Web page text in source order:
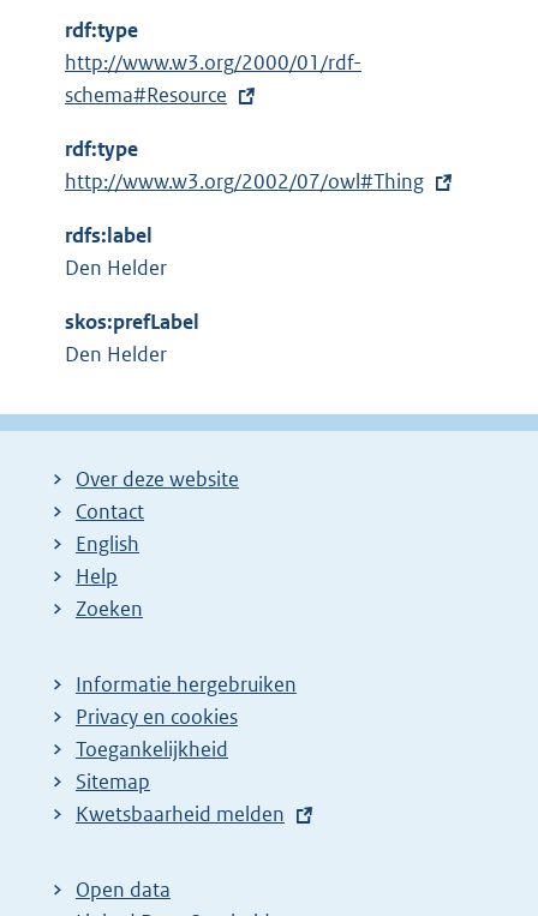
rdf:type
E
x
e
r
e
i
n
:
http://www.w3.org/2000/01/rdf-
schema#Resource
rdf:type
E
t
e
n
l
http://www.w3.org/2002/07/owl#Thing
rdfs:label
Den Helder
skos:prefLabel
Den Helder
Over deze website
Contact
English
Help
Zoeken
Informatie hergebruiken
Privacy en cookies
Toegankelijkheid
Sitemap
E
t
e
Kwetsbaarheid melden
Open data